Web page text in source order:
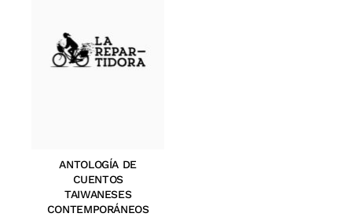
ANTOLOGÍA DE
CUENTOS
TAIWANESES
CONTEMPORÁNEOS